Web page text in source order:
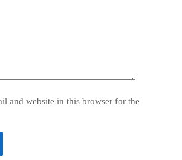
and website in this browser for the